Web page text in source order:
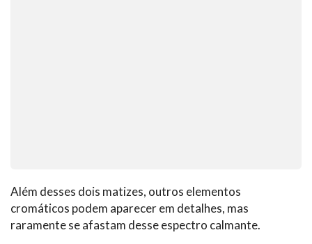
Além desses dois matizes, outros elementos
cromáticos podem aparecer em detalhes, mas
raramente se afastam desse espectro calmante.